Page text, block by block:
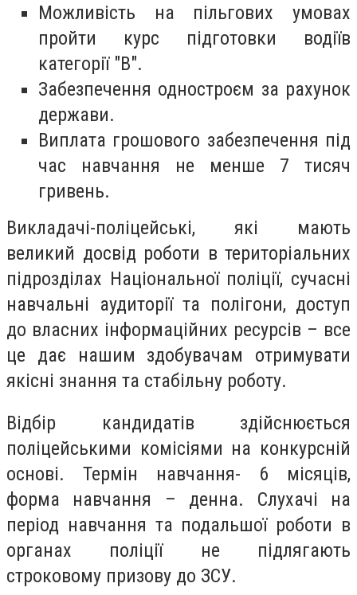
Можливість на пільгових умовах
пройти курс підготовки водіїв
категорії "В".
Забезпечення одностроєм за рахунок
держави.
Виплата грошового забезпечення під
час навчання не менше 7 тисяч
гривень.
Викладачі-поліцейські, які мають
великий досвід роботи в територіальних
підрозділах Національної поліції, сучасні
навчальні аудиторії та полігони, доступ
до власних інформаційних ресурсів – все
це дає нашим здобувачам отримувати
якісні знання та стабільну роботу.
Відбір кандидатів здійснюється
поліцейськими комісіями на конкурсній
основі. Термін навчання- 6 місяців,
форма навчання – денна. Слухачі на
період навчання та подальшої роботи в
органах поліції не підлягають
строковому призову до ЗСУ.